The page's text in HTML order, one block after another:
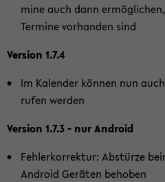
mi­ne auch dann
Ter­mi­ne vor­han­den sind
Ver­si­on 1.7.4
Im Ka­len­der kön­nen nun
ru­fen wer­den
Ver­si­on 1.7.3 - nur An­droid
Feh­ler­kor­rek­tur: Ab­stür­ze
An­droid Ge­rä­ten be­ho­ben